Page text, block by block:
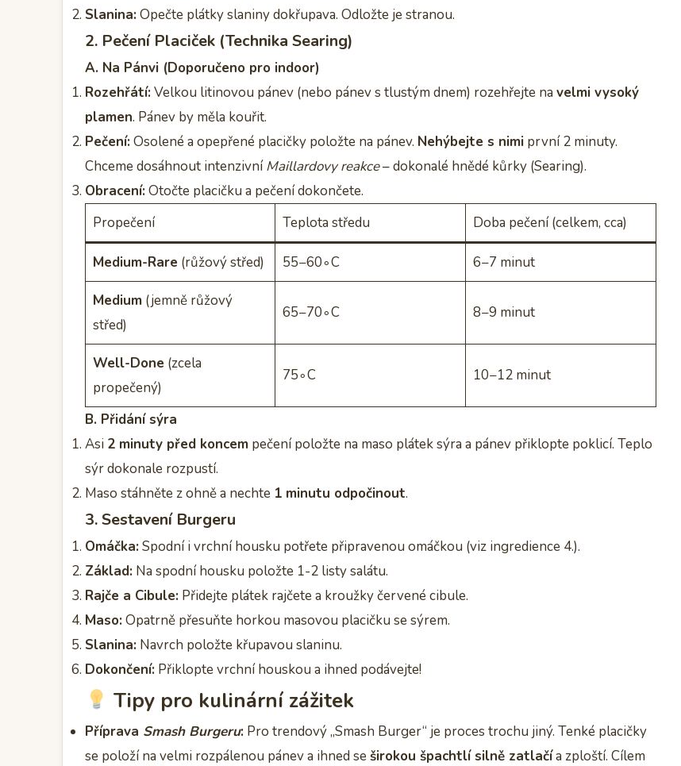
Slanina:Opečte plátky slaniny dokřupava. Odložte je stranou.
2. Pečení Placiček (Technika Searing)
A. Na Pánvi (Doporučeno pro indoor)
Rozehřátí:Velkou litinovou pánev (nebo pánev s tlustým dnem) rozehřejte na velmi vysoký
plamen. Pánev by měla kouřit.
Pečení:Osolené a opepřené placičky položte na pánev. Nehýbejte s nimi první 2 minuty.
Chceme dosáhnout intenzivníMaillardovy reakce– dokonalé hnědé kůrky (Searing).
Obracení:Otočte placičku a pečení dokončete.
Propečení
Teplota středu Doba pečení (celkem, cca)
Medium-Rare (růžový střed) 55−60∘C 6−7 minut
Medium(jemně růžový
střed)
65−70∘C 8−9 minut
Well-Done (zcela
propečený)
75∘C 10−12 minut
B. Přidání sýra
Asi 2 minuty před koncem pečení položte na maso plátek sýra a pánev přiklopte poklicí. Teplo
sýr dokonale rozpustí.
Maso stáhněte z ohně a nechte 1 minutu odpočinout.
3. Sestavení Burgeru
Omáčka:Spodní i vrchní housku potřete připravenou omáčkou (viz ingredience 4.).
Základ: Na spodní housku položte 1-2 listy salátu.
Rajče a Cibule: Přidejte plátek rajčete a kroužky červené cibule.
Maso:Opatrně přesuňte horkou masovou placičku se sýrem.
Slanina: Navrch položte křupavou slaninu.
Dokončení: Přiklopte vrchní houskou a ihned podávejte!
Tipy pro kulinární zážitek
Příprava Smash Burgeru: Pro trendový „Smash Burger“ je proces trochu jiný. Tenké placičky
se položí na velmi rozpálenou pánev a ihned se širokou špachtlí silně zatlačía zploští. Cílem